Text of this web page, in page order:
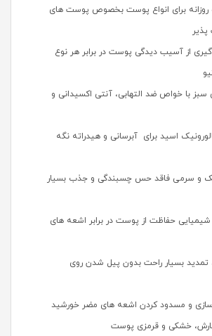
روزانه برای انواع پوست بخصوص پوست های
از آسیب دیدگی پوست در برابر هر نوع
سبز با خواص ضد التهابی، آنتی اکسیدانی و
هیالورونیک اسید برای آبرسانی و هیدراته نگه
و سرمی فاقد حس چسبندگی و جذب بسیار
شیمیایی حفاظت از پوست در برابر اشعه های
تمدید بسیار راحت بدون پیل شدن روی
و مسدود کردن اشعه های مضر خورشید
خشکی و قرمزی پوست